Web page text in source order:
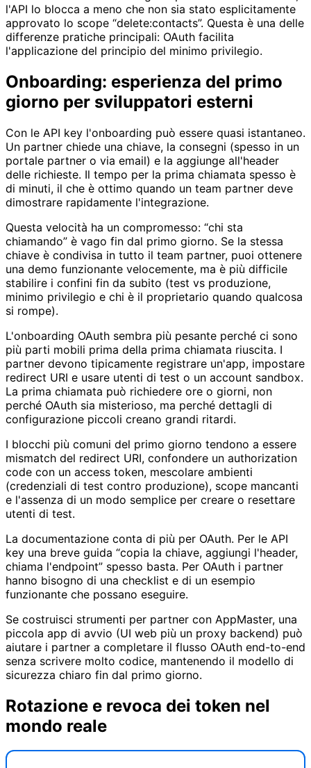
l'API lo blocca a meno che non sia stato esplicitamente
approvato lo scope “delete:contacts”. Questa è una delle
differenze pratiche principali: OAuth facilita
l'applicazione del principio del minimo privilegio.
Onboarding: esperienza del primo
giorno per sviluppatori esterni
Con le API key l'onboarding può essere quasi istantaneo.
Un partner chiede una chiave, la consegni (spesso in un
portale partner o via email) e la aggiunge all'header
delle richieste. Il tempo per la prima chiamata spesso è
di minuti, il che è ottimo quando un team partner deve
dimostrare rapidamente l'integrazione.
Questa velocità ha un compromesso: “chi sta
chiamando” è vago fin dal primo giorno. Se la stessa
chiave è condivisa in tutto il team partner, puoi ottenere
una demo funzionante velocemente, ma è più difficile
stabilire i confini fin da subito (test vs produzione,
minimo privilegio e chi è il proprietario quando qualcosa
si rompe).
L'onboarding OAuth sembra più pesante perché ci sono
più parti mobili prima della prima chiamata riuscita. I
partner devono tipicamente registrare un'app, impostare
redirect URI e usare utenti di test o un account sandbox.
La prima chiamata può richiedere ore o giorni, non
perché OAuth sia misterioso, ma perché dettagli di
configurazione piccoli creano grandi ritardi.
I blocchi più comuni del primo giorno tendono a essere
mismatch del redirect URI, confondere un authorization
code con un access token, mescolare ambienti
(credenziali di test contro produzione), scope mancanti
e l'assenza di un modo semplice per creare o resettare
utenti di test.
La documentazione conta di più per OAuth. Per le API
key una breve guida “copia la chiave, aggiungi l'header,
chiama l'endpoint” spesso basta. Per OAuth i partner
hanno bisogno di una checklist e di un esempio
funzionante che possano eseguire.
Se costruisci strumenti per partner con AppMaster, una
piccola app di avvio (UI web più un proxy backend) può
aiutare i partner a completare il flusso OAuth end-to-end
senza scrivere molto codice, mantenendo il modello di
sicurezza chiaro fin dal primo giorno.
Rotazione e revoca dei token nel
mondo reale